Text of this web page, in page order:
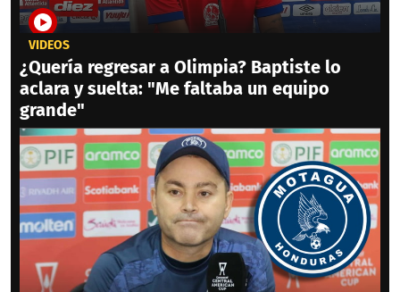
VIDEOS
¿Quería regresar a Olimpia? Baptiste lo
aclara y suelta: "Me faltaba un equipo
grande"